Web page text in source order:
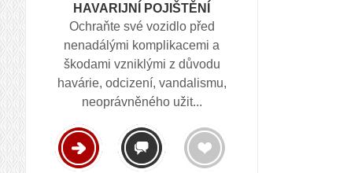
HAVARIJNÍ POJIŠTĚNÍ
Ochraňte své vozidlo před
nenadálými komplikacemi a
škodami vzniklými z důvodu
havárie, odcizení, vandalismu,
neoprávněného užit...